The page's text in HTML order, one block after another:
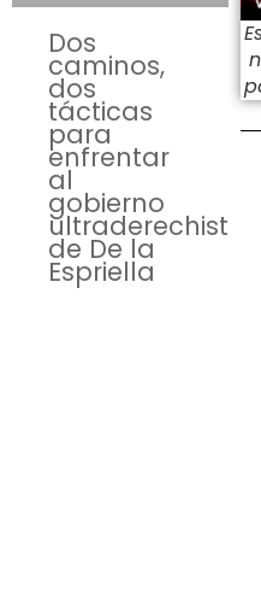
Dos
caminos,
dos
tácticas
para
enfrentar
al
gobierno
ultraderechista
de De la
Espriella